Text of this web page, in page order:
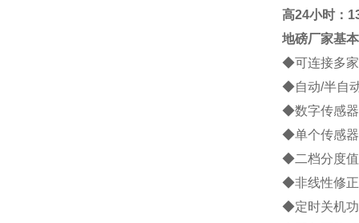
高24小时：
地磅厂家基
◆可连接多
◆自动/半自
◆数字传感
◆单个传感
◆二档分度
◆非线性修正
◆定时关机